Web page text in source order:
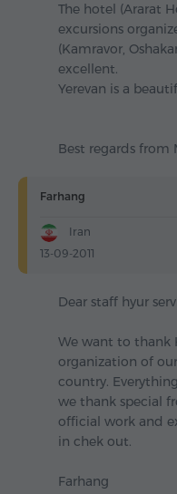
The hotel (Ararat
excursions
(Kamravor,
excellent.
Yerevan is a
Best regards from
Farhang
Iran
13-09-2011
Dear staff hyur
We want to thank
organization of
country.
we thank special
official work and
in chek out.
Farhang